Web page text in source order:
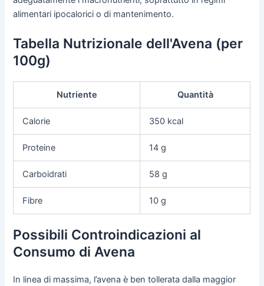
alimentari ipocalorici o di mantenimento.
Tabella Nutrizionale dell'Avena (per
100g)
Nutriente Quantità
Calorie 350 kcal
Proteine 14 g
Carboidrati 58 g
Fibre 10 g
Possibili Controindicazioni al
Consumo di Avena
In linea di massima, l’avena è ben tollerata dalla maggior